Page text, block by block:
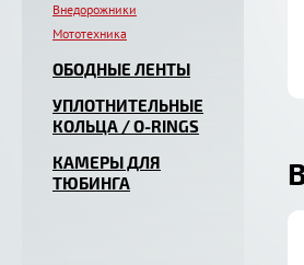
Внедорожники
Мототехника
ОБОДНЫЕ ЛЕНТЫ
УПЛОТНИТЕЛЬНЫЕ
КОЛЬЦА / O-RINGS
КАМЕРЫ ДЛЯ
ТЮБИНГА